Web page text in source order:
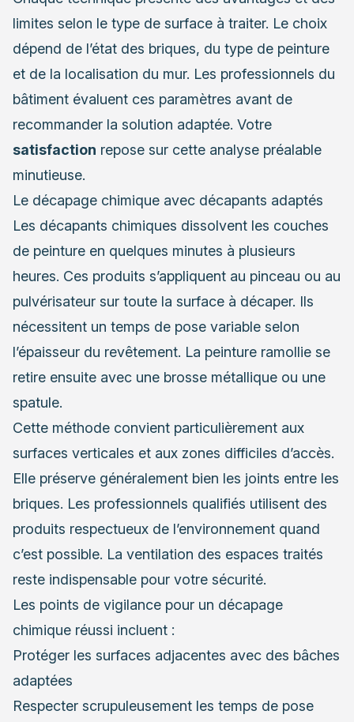
limites selon le type de surface à traiter. Le choix
dépend de l’état des briques, du type de peinture
et de la localisation du mur. Les professionnels du
bâtiment évaluent ces paramètres avant de
recommander la solution adaptée. Votre
satisfaction repose sur cette analyse préalable
minutieuse.
Le décapage chimique avec décapants adaptés
Les décapants chimiques dissolvent les couches
de peinture en quelques minutes à plusieurs
heures. Ces produits s’appliquent au pinceau ou au
pulvérisateur sur toute la surface à décaper. Ils
nécessitent un temps de pose variable selon
l’épaisseur du revêtement. La peinture ramollie se
retire ensuite avec une brosse métallique ou une
spatule.
Cette méthode convient particulièrement aux
surfaces verticales et aux zones difficiles d’accès.
Elle préserve généralement bien les joints entre les
briques. Les professionnels qualifiés utilisent des
produits respectueux de l’environnement quand
c’est possible. La ventilation des espaces traités
reste indispensable pour votre sécurité.
Les points de vigilance pour un décapage
chimique réussi incluent :
Protéger les surfaces adjacentes avec des bâches
adaptées
Respecter scrupuleusement les temps de pose